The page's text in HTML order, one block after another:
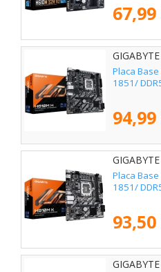
67,99
Placa
1851/
94,99
Placa
1851/
93,50